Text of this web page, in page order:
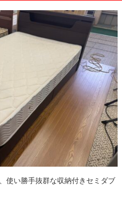
使い勝手抜群な収納付きセミダブ